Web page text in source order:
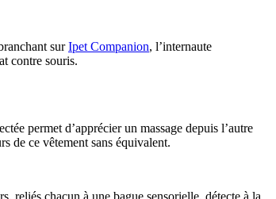
surIpet Companion, l’internaute
contre souris.
permet d’apprécier un massage depuis l’autre
de ce vêtement sans équivalent.
reliés chacun à une bague sensorielle, détecte à la